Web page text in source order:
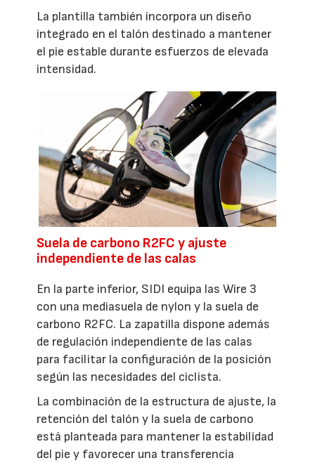
La plantilla también incorpora un diseño
integrado en el talón destinado a mantener
el pie estable durante esfuerzos de elevada
intensidad.
Suela de carbono R2FC y ajuste
independiente de las calas
En la parte inferior, SIDI equipa las Wire 3
con una mediasuela de nylon y la suela de
carbono R2FC. La zapatilla dispone además
de regulación independiente de las calas
para facilitar la configuración de la posición
según las necesidades del ciclista.
La combinación de la estructura de ajuste, la
retención del talón y la suela de carbono
está planteada para mantener la estabilidad
del pie y favorecer una transferencia